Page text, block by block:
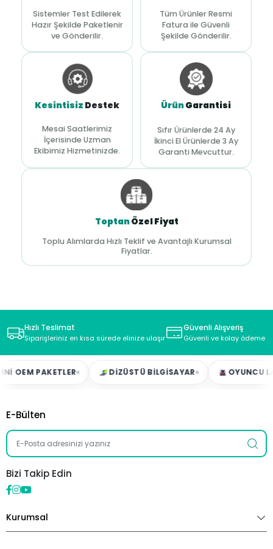
Sistemler Test Edilerek
Hazır Şekilde Paketlenir
ve Gönderilir.
Tüm Ürünler Resmi
Fatura ile Güvenli
Şekilde Gönderilir.
Kesintisiz Destek
Mesai Saatlerimiz
İçerisinde Uzman
Ekibimiz Hizmetinizde.
ÜrünGarantisi
Sıfır Ürünlerde 24 Ay
İkinci El Ürünlerde 3 Ay
Garanti Mevcuttur.
ToptanÖzel Fiyat
Toplu Alımlarda Hızlı Teklif ve Avantajlı Kurumsal
Fiyatlar.
Hızlı Teslimat
Siparişleriniz en kısa sürede elinize ulaşır
Güvenli Alışveriş
Güvenli ve kolay ödeme
PAKETLER DIZÜSTÜ BILGISAYAR OYUNCU LAPTOP
E-Bülten
Bizi Takip Edin
Kurumsal